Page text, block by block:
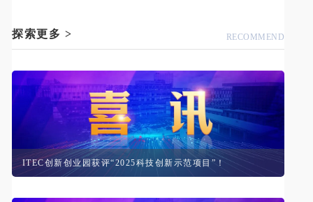
探索更多 > RECOMMEND
ITEC创新创业园获评“2025科技创新示范项目”！